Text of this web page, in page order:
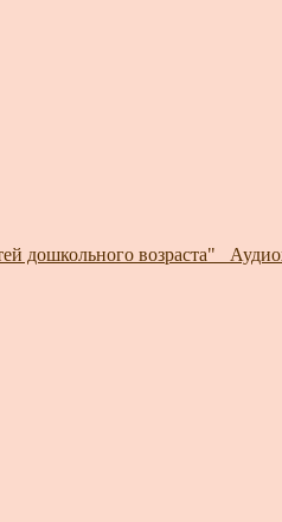
дошкольного возраста"_